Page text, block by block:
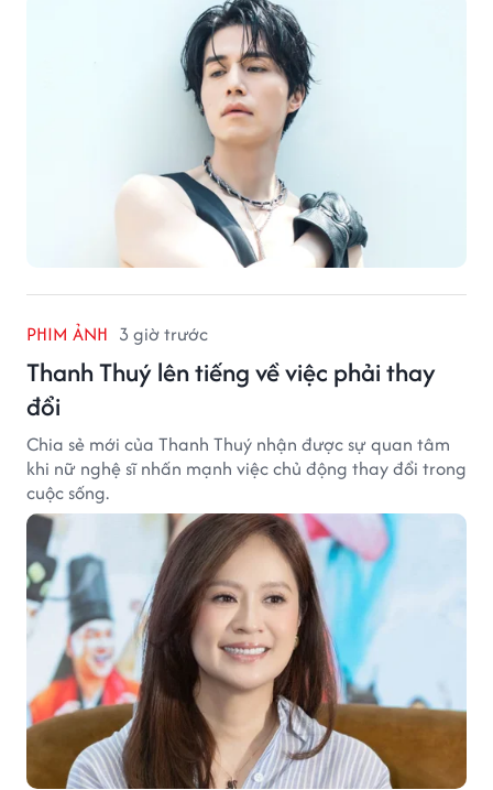
PHIM ẢNH 3 giờ trước
Thanh Thuý lên tiếng về việc phải thay
đổi
Chia sẻ mới của Thanh Thuý nhận được sự quan tâm
khi nữ nghệ sĩ nhấn mạnh việc chủ động thay đổi trong
cuộc sống.